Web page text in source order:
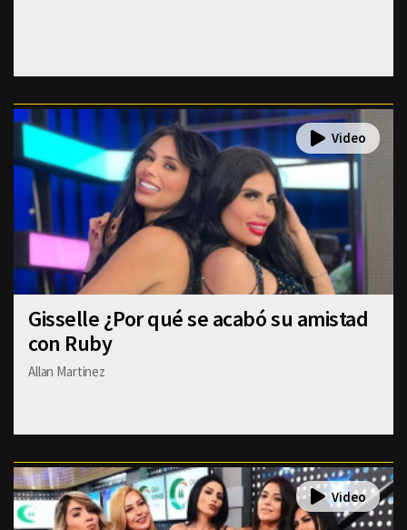
Gisselle ¿Por qué se acabó su amistad
con Ruby
Allan Martinez